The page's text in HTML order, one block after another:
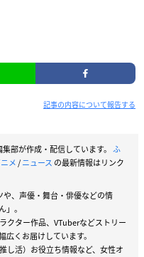
記事の内容について報告する
部が作成・配信しています。 ふ
メ/ニュース の最新情報はリンク
、声優・舞台・俳優などの情
。
クター作品、VTuberなどストリー
くお届けしています。
し活）お役立ち情報など、女性オ